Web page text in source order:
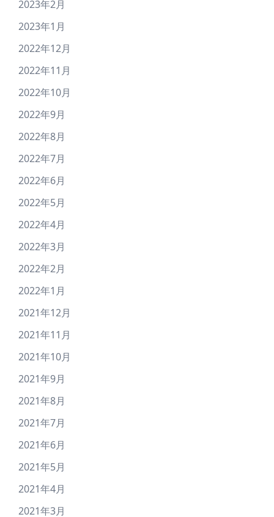
2023年2月
2023年1月
2022年12月
2022年11月
2022年10月
2022年9月
2022年8月
2022年7月
2022年6月
2022年5月
2022年4月
2022年3月
2022年2月
2022年1月
2021年12月
2021年11月
2021年10月
2021年9月
2021年8月
2021年7月
2021年6月
2021年5月
2021年4月
2021年3月